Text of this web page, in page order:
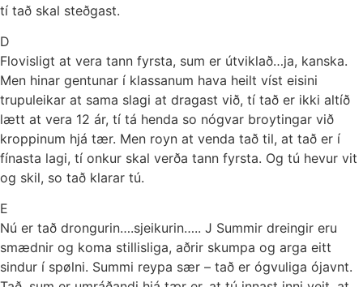
tí tað skal steðgast.
D
Flovisligt at vera tann fyrsta, sum er útviklað…ja, kanska.
Men hinar gentunar í klassanum hava heilt víst eisini
trupuleikar at sama slagi at dragast við, tí tað er ikki altíð
lætt at vera 12 ár, tí tá henda so nógvar broytingar við
kroppinum hjá tær. Men royn at venda tað til, at tað er í
fínasta lagi, tí onkur skal verða tann fyrsta. Og tú hevur vit
og skil, so tað klarar tú.
E
Nú er tað drongurin….sjeikurin….. J Summir dreingir eru
smædnir og koma stillisliga, aðrir skumpa og arga eitt
sindur í spølni. Summi reypa sær – tað er ógvuliga ójavnt.